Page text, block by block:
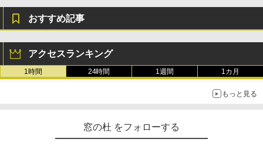
おすすめ記事
アクセスランキング
1時間 24時間 1週間 1カ月
もっと見る
窓の杜 をフォローする